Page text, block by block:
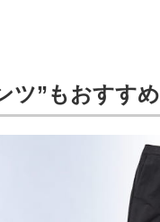
ツ”もおすすめ